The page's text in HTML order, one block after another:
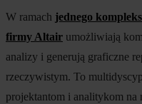
W ramach jednego
firmy Altair umożliwiają
analizy i generują graficzne
rzeczywistym. To
projektantom i analitykom